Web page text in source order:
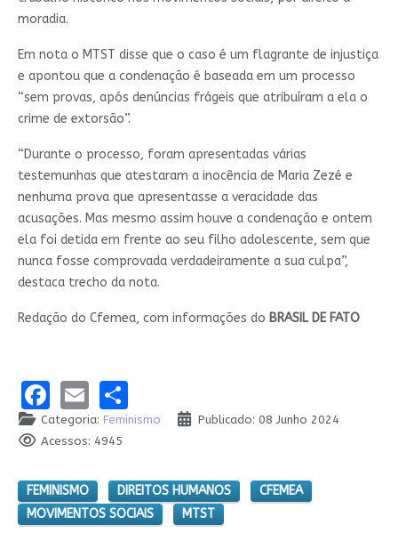
moradia.
Em nota o MTST disse que o caso é um flagrante de injustiça
e apontou que a condenação é baseada em um processo
“sem provas, após denúncias frágeis que atribuíram a ela o
crime de extorsão”.
“Durante o processo, foram apresentadas várias
testemunhas que atestaram a inocência de Maria Zezé e
nenhuma prova que apresentasse a veracidade das
acusações. Mas mesmo assim houve a condenação e ontem
ela foi detida em frente ao seu filho adolescente, sem que
nunca fosse comprovada verdadeiramente a sua culpa”,
destaca trecho da nota.
Redação do Cfemea, com informações do BRASIL DE FATO
Facebook
EmailShare
Categoria: Feminismo
Publicado: 08 Junho 2024
Acessos: 4945
FEMINISMO DIREITOS HUMANOS
CFEMEA
MOVIMENTOS SOCIAIS
MTST